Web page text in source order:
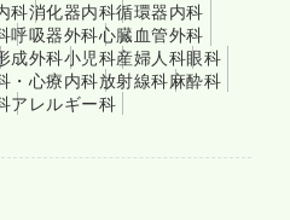
科消化器内科循環器内科
呼吸器外科心臓血管外科
成外科小児科産婦人科眼科
・心療内科放射線科麻酔科
アレルギー科